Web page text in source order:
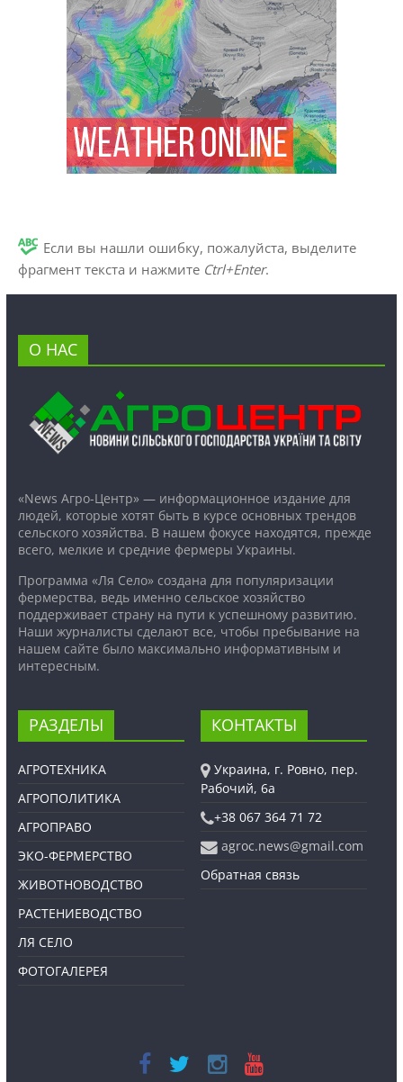
Если вы нашли ошибку, пожалуйста, выделите
фрагмент текста и нажмите Ctrl+Enter.
О НАС
«News Агро-Центр» — информационное издание для
людей, которые хотят быть в курсе основных трендов
сельского хозяйства. В нашем фокусе находятся, прежде
всего, мелкие и средние фермеры Украины.
Программа «Ля Село» создана для популяризации
фермерства, ведь именно сельское хозяйство
поддерживает страну на пути к успешному развитию.
Наши журналисты сделают все, чтобы пребывание на
нашем сайте было максимально информативным и
интересным.
РАЗДЕЛЫ
АГРОТЕХНИКА
АГРОПОЛИТИКА
АГРОПРАВО
ЭКО-ФЕРМЕРСТВО
ЖИВОТНОВОДСТВО
РАСТЕНИЕВОДСТВО
ЛЯ СЕЛО
ФОТОГАЛЕРЕЯ
КОНТАКТЫ
Украина, г. Ровно, пер.
Рабочий, 6а
+38 067 364 71 72
agroc.news@gmail.com
Обратная связь